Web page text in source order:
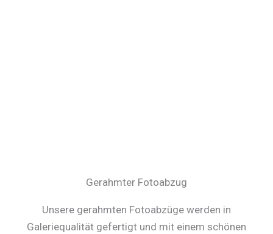
Gerahmter Fotoabzug
Unsere gerahmten Fotoabzüge werden in
Galeriequalität gefertigt und mit einem schönen